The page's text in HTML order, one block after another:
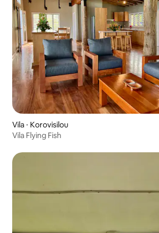
Vila ⋅ Korovisilou
Vila Flying Fish